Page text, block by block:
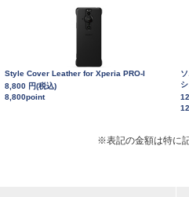
Style Cover Leather for Xperia PRO-I
8,800 円(税込)
8,800point
※表記の金額は特に